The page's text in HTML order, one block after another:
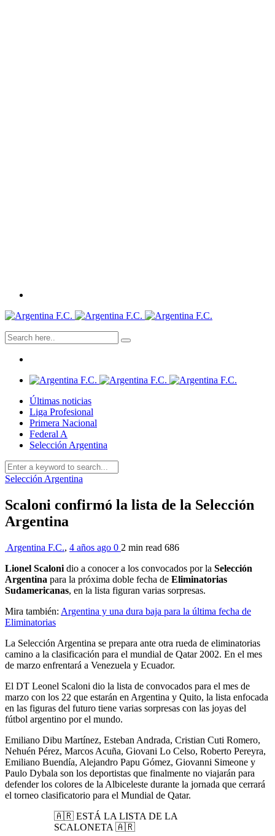
Últimas noticias
Liga Profesional
Primera Nacional
Federal A
Selección Argentina
Selección Argentina
Scaloni confirmó la lista de la Selección
Argentina
Argentina F.C., 4 años ago 0 2 min read 686
Lionel Scaloni dio a conocer a los convocados por la Selección
Argentina para la próxima doble fecha de Eliminatorias
Sudamericanas, en la lista figuran varias sorpresas.
Mira también: Argentina y una dura baja para la última fecha de
Eliminatorias
La Selección Argentina se prepara ante otra rueda de eliminatorias
camino a la clasificación para el mundial de Qatar 2002. En el mes
de marzo enfrentará a Venezuela y Ecuador.
El DT Leonel Scaloni dio la lista de convocados para el mes de
marzo con los 22 que estarán en Argentina y Quito, la lista enfocada
en las figuras del futuro tiene varias sorpresas con las joyas del
fútbol argentino por el mundo.
Emiliano Dibu Martínez, Esteban Andrada, Cristian Cuti Romero,
Nehuén Pérez, Marcos Acuña, Giovani Lo Celso, Roberto Pereyra,
Emiliano Buendía, Alejandro Papu Gómez, Giovanni Simeone y
Paulo Dybala son los deportistas que finalmente no viajarán para
defender los colores de la Albiceleste durante la jornada que cerrará
el torneo clasificatorio para el Mundial de Qatar.
🇦🇷 ESTÁ LA LISTA DE LA
SCALONETA 🇦🇷